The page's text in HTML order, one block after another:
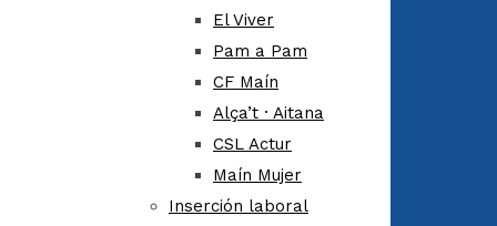
El Viver
Pam a Pam
CF Maín
Alça’t · Aitana
CSL Actur
Maín Mujer
Inserción laboral